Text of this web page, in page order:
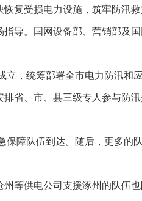
复受损电力设施，筑牢防汛救
。国网设备部、营销部及国
统筹部署全市电力防汛和应
、市、县三级专人参与防汛
障队伍到达。随后，更多的
供电公司支援涿州的队伍也